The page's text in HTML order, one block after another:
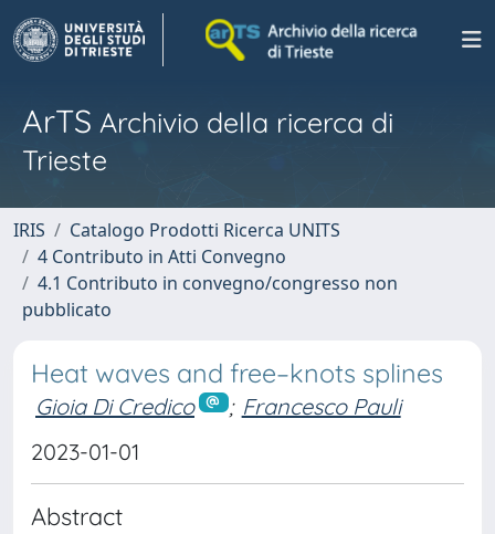
ArTS Archivio della ricerca di
Trieste
IRIS
Catalogo Prodotti Ricerca UNITS
4 Contributo in Atti Convegno
4.1 Contributo in convegno/congresso non
pubblicato
Heat waves and free–knots splines
Gioia Di Credico ; Francesco Pauli
2023-01-01
Abstract